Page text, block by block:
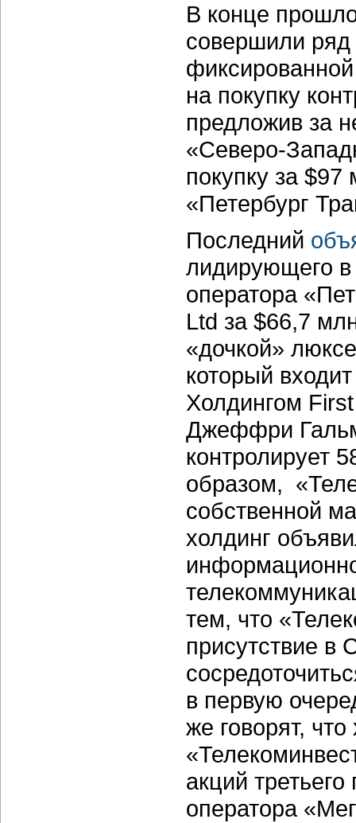
В конце
совершили ряд
на покупку
предложив за
«Северо-
покупку за
«Петербург
Последний
лидирующего в
оператора
Ltd за $66,7
«дочкой»
который
Холдингом
Джеффри
контролирует
образом,
собственной
холдинг
тем, что
присутствие в
в первую
же говорят,
акций
оператора